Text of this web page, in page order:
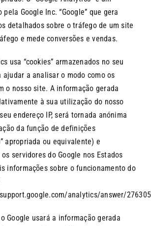
Google Inc. “Google” que gera
detalhados sobre o tráfego de um site
e mede conversões e vendas.
usa “cookies” armazenados no seu
ajudar a analisar o modo como os
o nosso site. A informação gerada
à sua utilização do nosso
endereço IP, será tornada anónima
da função de definições
apropriada ou equivalente) e
servidores do Google nos Estados
informações sobre o funcionamento do
analytics/answer/
Google usará a informação gerada